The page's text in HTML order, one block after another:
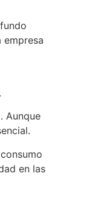
Aunque
en las